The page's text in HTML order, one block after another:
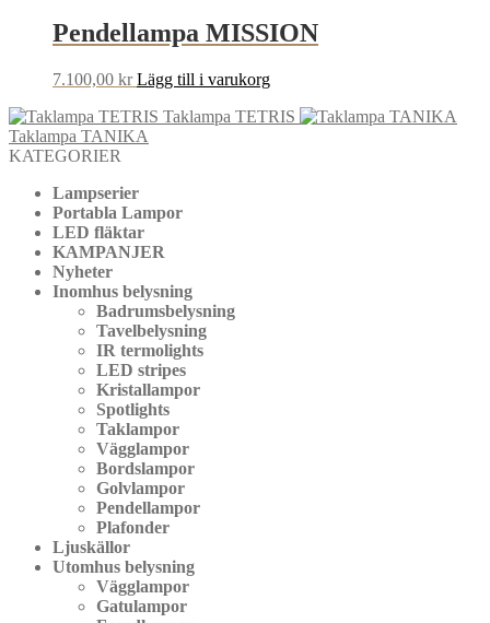
Pendellampa MISSION
7.100,00 kr Lägg till i varukorg
Taklampa TETRIS
Taklampa TANIKA
KATEGORIER
Lampserier
Portabla Lampor
LED fläktar
KAMPANJER
Nyheter
Inomhus belysning
Badrumsbelysning
Tavelbelysning
IR termolights
LED stripes
Kristallampor
Spotlights
Taklampor
Vägglampor
Bordslampor
Golvlampor
Pendellampor
Plafonder
Ljuskällor
Utomhus belysning
Vägglampor
Gatulampor